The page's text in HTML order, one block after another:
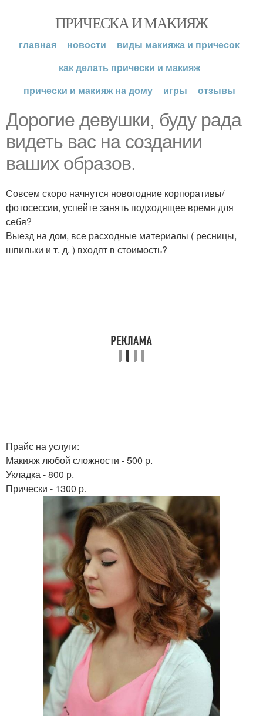
ПРИЧЕСКА И МАКИЯЖ
главная новости
виды макияжа и причесок
как делать прически и макияж
прически и макияж на дому
игры отзывы
Дорогие девушки, буду рада
видеть вас на создании
ваших образов.
Совсем скоро начнутся новогодние корпоративы/
фотосессии, успейте занять подходящее время для
себя?
Выезд на дом, все расходные материалы ( ресницы,
шпильки и т. д. ) входят в стоимость?
Прайс на услуги:
Макияж любой сложности - 500 р.
Укладка - 800 р.
Прически - 1300 р.